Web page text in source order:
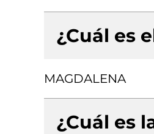
¿Cuál es
MAGDALENA
¿Cuál es